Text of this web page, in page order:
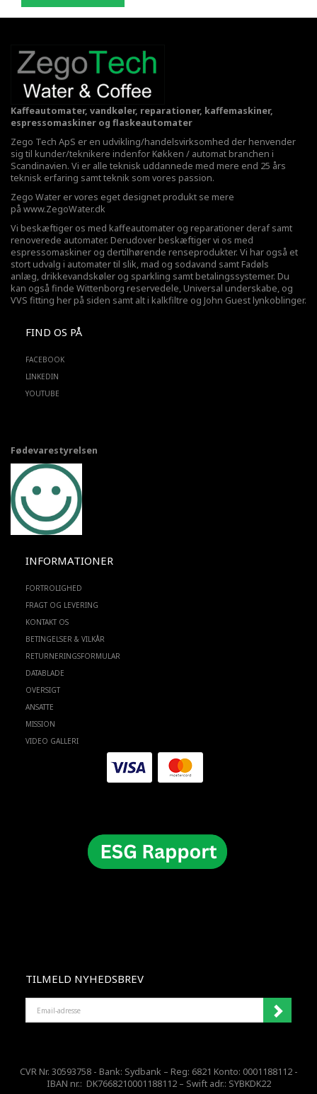
Kaffeautomater, vandkøler, reparationer, kaffemaskiner,
espressomaskiner og flaskeautomater
Zego Tech ApS er en udvikling/handelsvirksomhed der henvender
sig til kunder/teknikere indenfor Køkken / automat branchen i
Scandinavien. Vi er alle teknisk uddannede med mere end 25 års
teknisk erfaring samt teknik som vores passion.
Zego Water er vores eget designet produkt se mere
på www.ZegoWater.dk
Vi beskæftiger os med kaffeautomater og reparationer deraf samt
renoverede automater. Derudover beskæftiger vi os med
espressomaskiner og dertilhørende renseprodukter. Vi har også et
stort udvalg i automater til slik, mad og sodavand samt Fadøls
anlæg, drikkevandskøler og sparkling samt betalingssystemer. Du
kan også finde Wittenborg reservedele, Universal underskabe, og
VVS fitting her på siden samt alt i kalkfiltre og John Guest lynkoblinger.
FIND OS PÅ
FACEBOOK
LINKEDIN
YOUTUBE
Fødevarestyrelsen
INFORMATIONER
FORTROLIGHED
FRAGT OG LEVERING
KONTAKT OS
BETINGELSER & VILKÅR
RETURNERINGSFORMULAR
DATABLADE
OVERSIGT
ANSATTE
MISSION
VIDEO GALLERI
TILMELD NYHEDSBREV
ADRESSE
CVR Nr. 30593758 - Bank: Sydbank – Reg: 6821 Konto: 0001188112 -
IBAN nr.: DK7668210001188112 – Swift adr.: SYBKDK22